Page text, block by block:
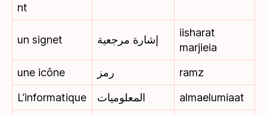
nt
un signet إشارة مرجعية
iisharat
marjieia
une icône
رمز
ramz
L’informatique
المعلوميات
almaelumiaat